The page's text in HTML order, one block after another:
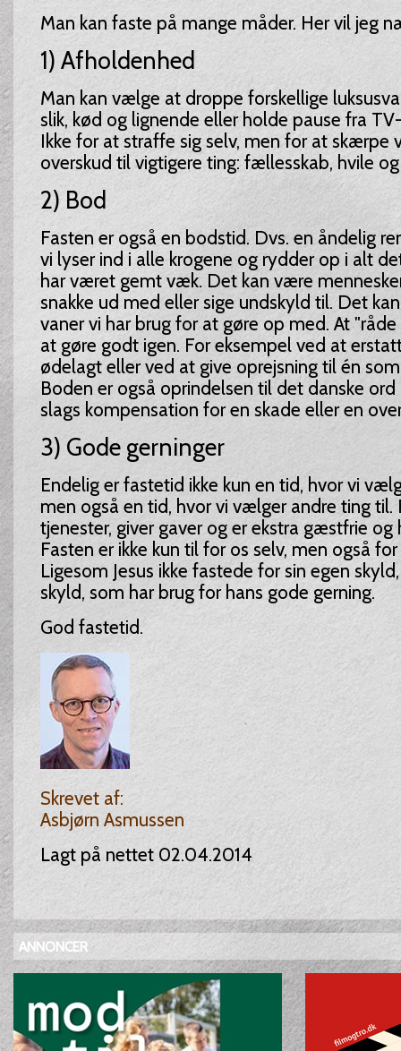
Man kan faste på mange måder. Her vil jeg
1) Afholdenhed
Man kan vælge at droppe forskellige
slik, kød og lignende eller holde pause fra
Ikke for at straffe sig selv, men for at skærpe
overskud til vigtigere ting: fællesskab, hvile
2) Bod
Fasten er også en bodstid. Dvs. en åndelig
vi lyser ind i alle krogene og rydder op i alt
har været gemt væk. Det kan være
snakke ud med eller sige undskyld til. Det
vaner vi har brug for at gøre op med. At
at gøre godt igen. For eksempel ved at
ødelagt eller ved at give oprejsning til én
Boden er også oprindelsen til det danske
slags kompensation for en skade eller en
3) Gode gerninger
Endelig er fastetid ikke kun en tid, hvor vi
men også en tid, hvor vi vælger andre ting til.
tjenester, giver gaver og er ekstra gæstfrie
Fasten er ikke kun til for os selv, men også
Ligesom Jesus ikke fastede for sin egen
skyld, som har brug for hans gode gerning.
God fastetid.
Skrevet af:
Asbjørn Asmussen
Lagt på nettet 02.04.2014
ANNONCER